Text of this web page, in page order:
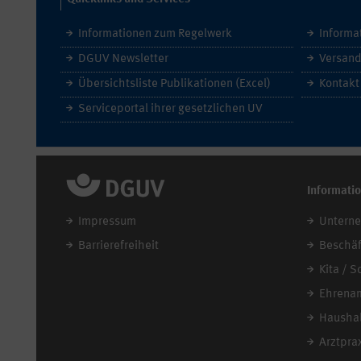
Informationen zum Regelwerk
DGUV Newsletter
Übersichtsliste Publikationen (Excel)
Serviceportal ihrer gesetzlichen UV
Kontakt
Impressum
Barrierefreiheit
Kita /